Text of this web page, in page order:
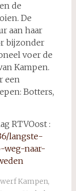
de
De
aan haar
bijzonder
voer de
Kampen.
een
Botters,
RTVOost :
langste-
naar-
Kampen,